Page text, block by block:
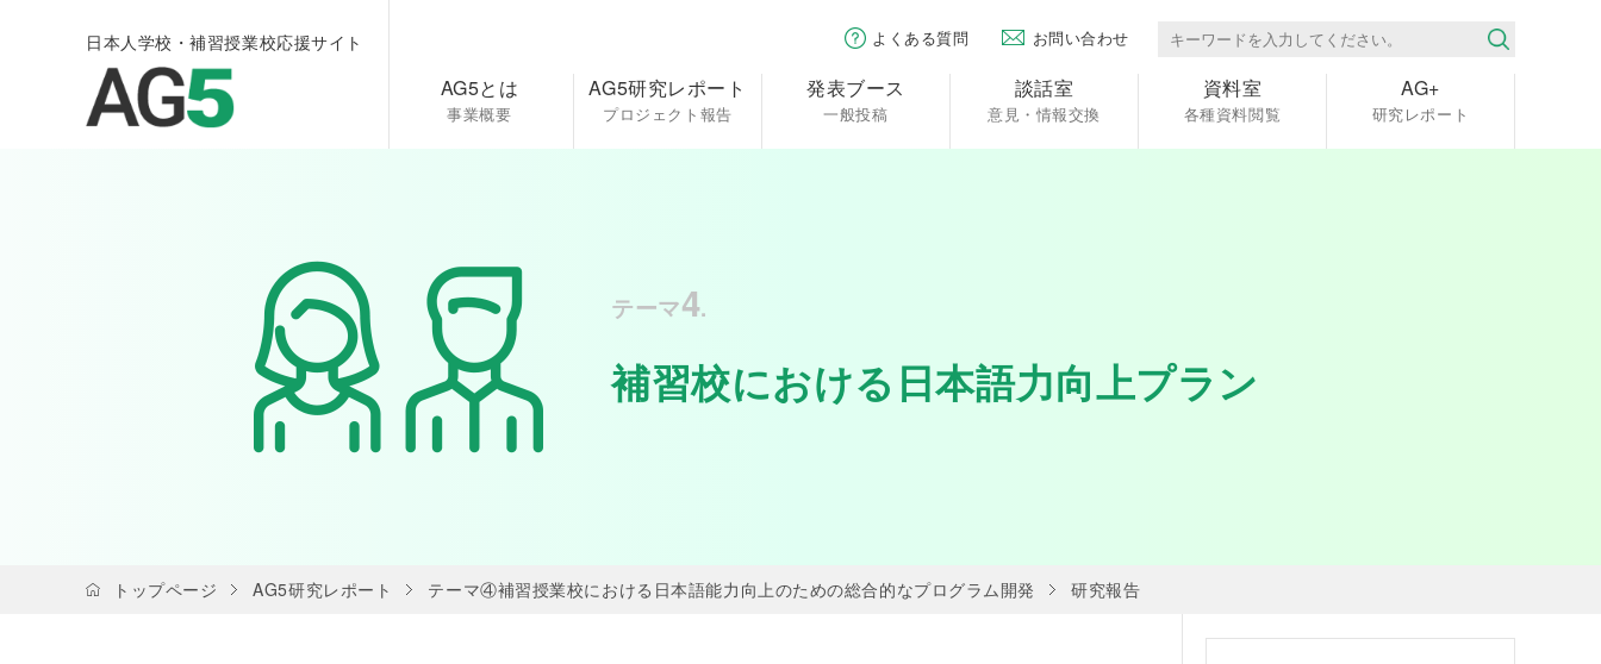
日本人学校・補習授業校応援サイト よくある質問 お問い合わせ
AG5とは
事業概要
AG5研究レポート
プロジェクト報告
発表ブース
一般投稿
談話室
意見・情報交換
資料室
各種資料閲覧
AG+
研究レポート
テーマ4.
補習校における日本語力向上プラン
トップページ AG5研究レポート テーマ④補習授業校における日本語能力向上のための総合的なプログラム開発 研究報告